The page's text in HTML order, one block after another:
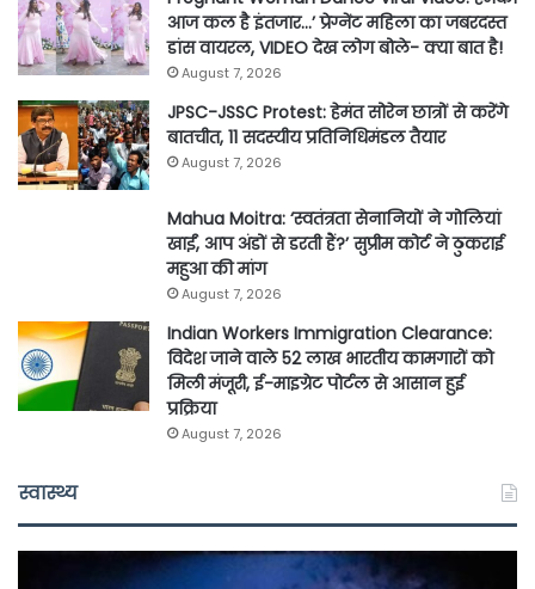
आज कल है इंतजार…’ प्रेग्नेंट महिला का जबरदस्त
डांस वायरल, VIDEO देख लोग बोले- क्या बात है!
August 7, 2026
JPSC-JSSC Protest: हेमंत सोरेन छात्रों से करेंगे
बातचीत, 11 सदस्यीय प्रतिनिधिमंडल तैयार
August 7, 2026
Mahua Moitra: ‘स्वतंत्रता सेनानियों ने गोलियां
खाईं, आप अंडों से डरती हैं?’ सुप्रीम कोर्ट ने ठुकराई
महुआ की मांग
August 7, 2026
Indian Workers Immigration Clearance:
विदेश जाने वाले 52 लाख भारतीय कामगारों को
मिली मंजूरी, ई-माइग्रेट पोर्टल से आसान हुई
प्रक्रिया
August 7, 2026
स्वास्थ्य